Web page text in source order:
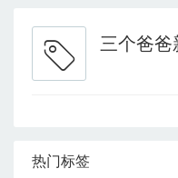
三个爸爸
热门标签